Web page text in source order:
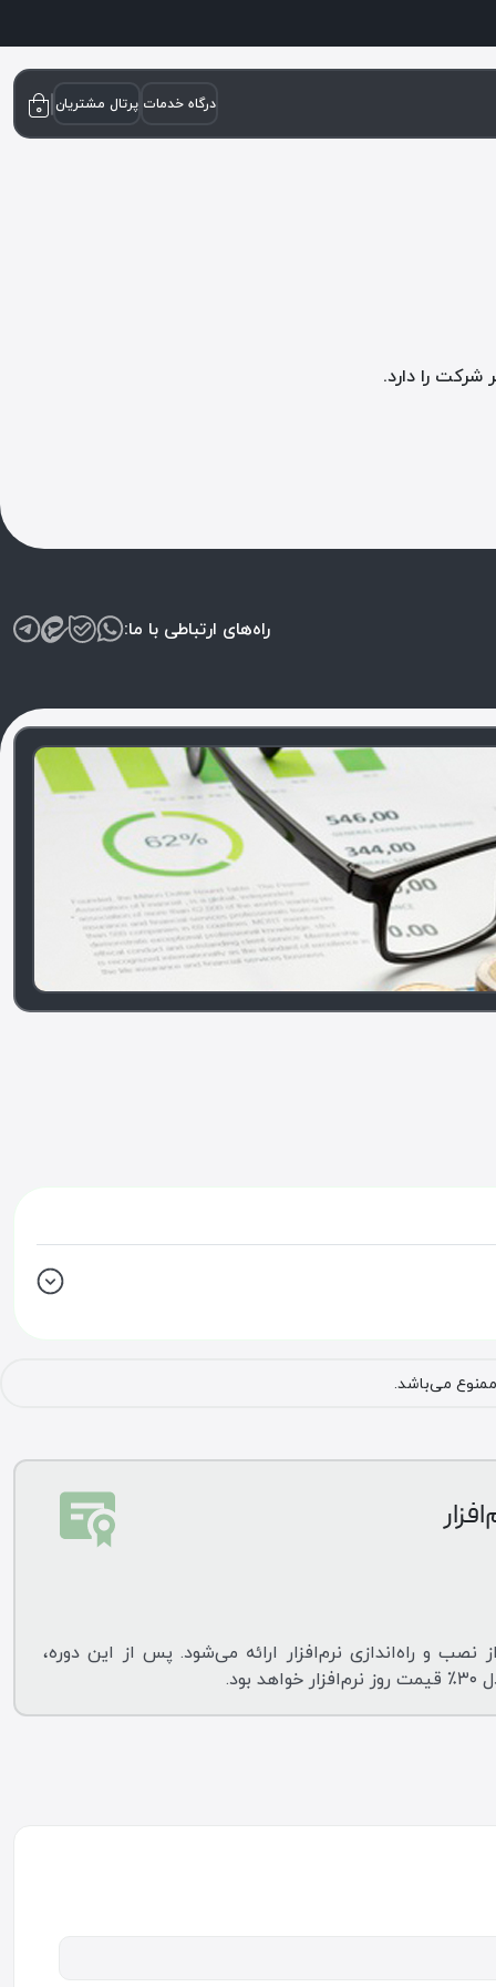
درگاه خدمات پرتال مشتریان ۰
شرکت را دارد.
راه‌های ارتباطی با ما:
می‌باشد.
نصب و راه‌اندازی نرم‌افزار ارائه می‌شود. پس از این دوره،